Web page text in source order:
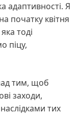
адаптивності. Я
початку квітня
тоді
піцу,
тим, щоб
заходи,
тих